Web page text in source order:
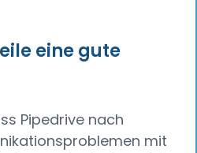
eine gute
Pipedrive nach
mit